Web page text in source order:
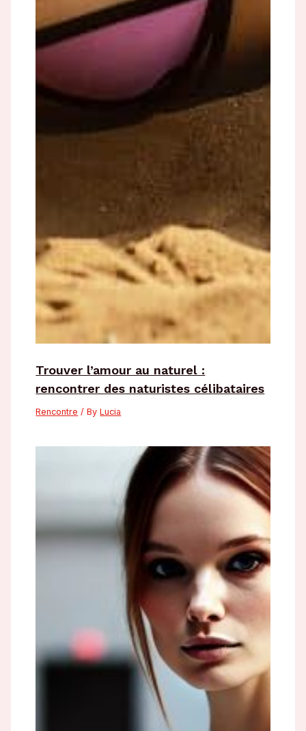
Trouver l’amour au naturel :
rencontrer des naturistes célibataires
Rencontre / ByLucia